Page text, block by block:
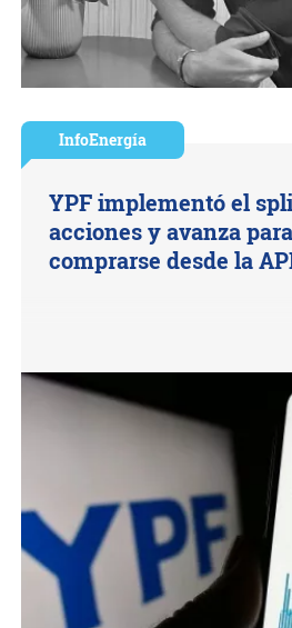
InfoEnergía
YPF implementó el
acciones y avanza
comprarse desde la